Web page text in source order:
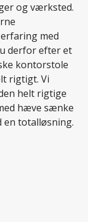
og værksted.
med
derfor efter et
kontorstole
rigtigt. Vi
helt rigtige
hæve sænke
en totalløsning.